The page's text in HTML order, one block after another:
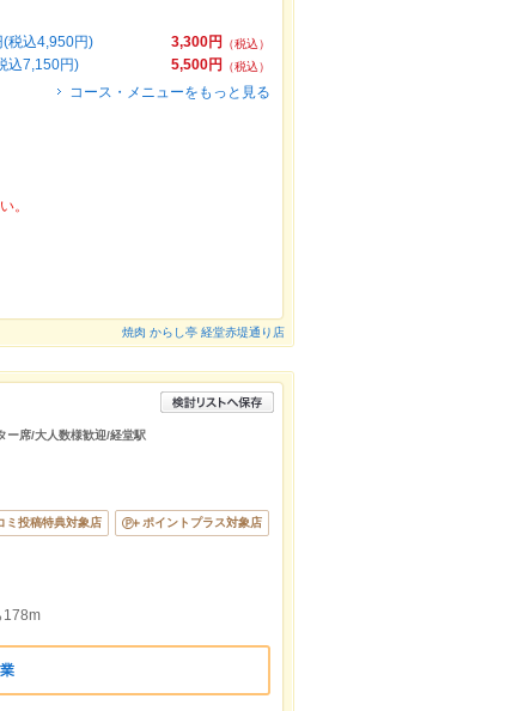
3,300円
（税込）
税込4,950円)
5,500円
（税込）
込7,150円)
コース・メニューをもっと見る
。
焼肉 からし亭 経堂赤堤通り店
ー席/大人数様歓迎/経堂駅
ミ投稿特典対象店 ポイントプラス対象店
178m